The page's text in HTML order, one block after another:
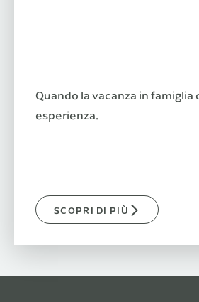
Quando la vacanza in famiglia
esperienza.
SCOPRI DI PIÙ